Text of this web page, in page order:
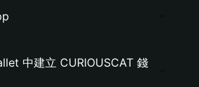
中建立 CURIOUSCAT 錢